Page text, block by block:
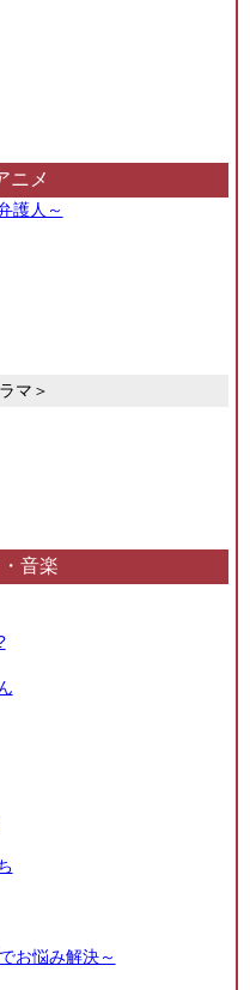
ニメ
護人～
マ＞
音楽
お悩み解決～